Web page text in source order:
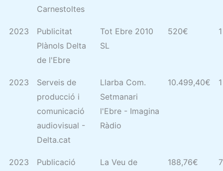
Carnestoltes
2023
Publicitat
Plànols Delta
de l'Ebre
Tot Ebre 2010
SL
520€
2023
Serveis de
producció i
comunicació
audiovisual -
Delta.cat
Llarba Com.
Setmanari
l'Ebre - Imagina
Ràdio
10.499,40€
2023
Publicació
La Veu de
188,76€